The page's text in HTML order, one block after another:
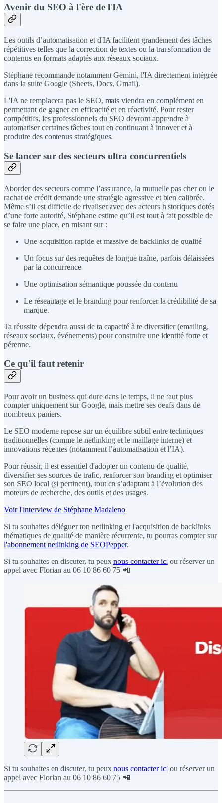
Avenir du SEO à l'ère de l'IA
Les outils d’automatisation et d'IA facilitent grandement des tâches
répétitives telles que la correction de textes ou la transformation de
contenus en formats adaptés aux réseaux sociaux.
Stéphane recommande notamment Gemini, l'IA directement intégrée
dans la suite Google (Sheets, Docs, Gmail).
L'IA ne remplacera pas le SEO, mais viendra en complément en
permettant de gagner en efficacité et en réactivité. Pour rester
compétitifs, les professionnels du SEO devront apprendre à
automatiser certaines tâches tout en continuant à innover et à
produire des contenus stratégiques.
Se lancer sur des secteurs ultra concurrentiels
Aborder des secteurs comme l’assurance, la mutuelle pas cher ou le
rachat de crédit demande une stratégie agressive et bien calibrée.
Même s’il est difficile de rivaliser avec des acteurs historiques dotés
d’une forte autorité, Stéphane estime qu’il est tout à fait possible de
se faire une place, en misant sur :
Une acquisition rapide et massive de backlinks de qualité
Un focus sur des requêtes de longue traîne, parfois délaissées
par la concurrence
Une optimisation sémantique poussée du contenu
Le réseautage et le branding pour renforcer la crédibilité de sa
marque.
Ta réussite dépendra aussi de ta capacité à te diversifier (emailing,
réseaux sociaux, événements) pour construire une identité forte et
pérenne.
Ce qu'il faut retenir
Pour avoir un business qui dure dans le temps, il ne faut plus
compter uniquement sur Google, mais mettre ses oeufs dans de
nombreux paniers.
Le SEO moderne repose sur un équilibre subtil entre techniques
traditionnelles (comme le netlinking et le maillage interne) et
innovations récentes (notamment l’automatisation et l’IA).
Pour réussir, il est essentiel d'adopter un contenu de qualité,
diversifier ses sources de trafic, renforcer son branding et optimiser
son SEO local (si pertinent), tout en s’adaptant à l’évolution des
moteurs de recherche, des outils et des usages.
Voir l'interview de Stéphane Madaleno
Si tu souhaites déléguer ton netlinking et l'acquisition de backlinks
thématiques de qualité de manière récurrente, tu pourras compter sur
l'abonnement netlinking de SEOPepper.
Si tu souhaites en discuter, tu peux nous contacter ici ou réserver un
appel avec Florian au 06 10 86 60 75 📲
Si tu souhaites en discuter, tu peux nous contacter ici ou réserver un
appel avec Florian au 06 10 86 60 75 📲